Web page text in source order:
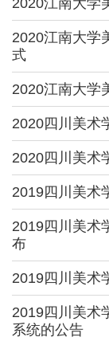
2020江南大学
式
2020江南大学
2020四川美术
2020四川美术
2019四川美术
2019四川美术
布
2019四川美术
2019四川美术
系统的公告